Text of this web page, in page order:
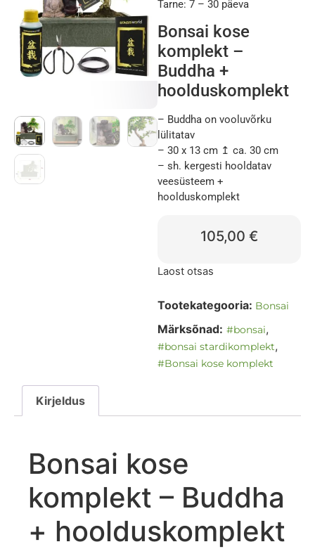
Tarne: 7 – 30 päeva
Bonsai kose
komplekt –
Buddha +
hoolduskomplekt
– Buddha on vooluvõrku
lülitatav
– 30 x 13 cm ↥ ca. 30 cm
– sh. kergesti hooldatav
veesüsteem +
hoolduskomplekt
105,00 €
Laost otsas
Tootekategooria: Bonsai
Märksõnad: #bonsai,
#bonsai stardikomplekt,
#Bonsai kose komplekt
Kirjeldus
Bonsai kose
komplekt – Buddha
+ hoolduskomplekt